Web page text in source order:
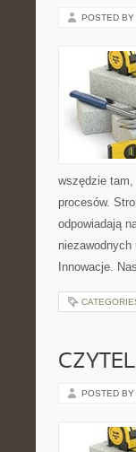
POSTED BY
wszędzie
procesów.
odpowiadają
Innowacje.
POSTED BY